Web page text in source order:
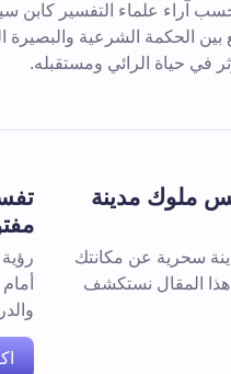
آراء علماء التفسير كابن
الحكمة الشرعية والبصيرة
في حياة الرائي ومستقبله.
ملوك مدينة
سحرية عن مكانتك
هذا المقال نستكشف